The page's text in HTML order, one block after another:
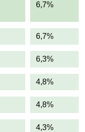
6,7%
6,7%
6,3%
4,8%
4,8%
4,3%